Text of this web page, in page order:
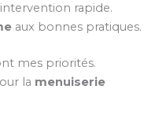
rapide.
aux bonnes pratiques.
mes priorités.
la menuiserie